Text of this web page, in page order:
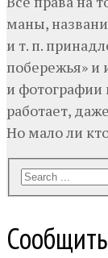
маны,
и т. п.
побережья» и
и фотографии
работает,
Но мало ли